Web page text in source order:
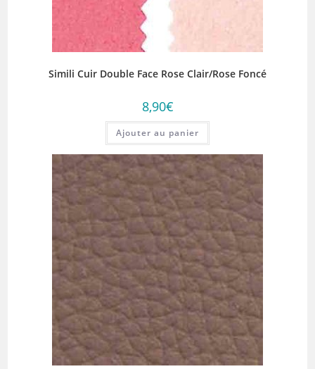
Simili Cuir Double Face Rose Clair/Rose Foncé
8,90€
Ajouter au panier